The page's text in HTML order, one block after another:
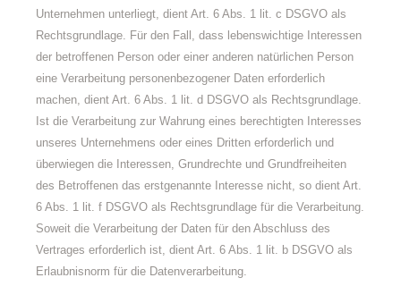
Unternehmen unterliegt, dient Art. 6 Abs. 1 lit. c DSGVO als
Rechtsgrundlage. Für den Fall, dass lebenswichtige Interessen
der betroffenen Person oder einer anderen natürlichen Person
eine Verarbeitung personenbezogener Daten erforderlich
machen, dient Art. 6 Abs. 1 lit. d DSGVO als Rechtsgrundlage.
Ist die Verarbeitung zur Wahrung eines berechtigten Interesses
unseres Unternehmens oder eines Dritten erforderlich und
überwiegen die Interessen, Grundrechte und Grundfreiheiten
des Betroffenen das erstgenannte Interesse nicht, so dient Art.
6 Abs. 1 lit. f DSGVO als Rechtsgrundlage für die Verarbeitung.
Soweit die Verarbeitung der Daten für den Abschluss des
Vertrages erforderlich ist, dient Art. 6 Abs. 1 lit. b DSGVO als
Erlaubnisnorm für die Datenverarbeitung.